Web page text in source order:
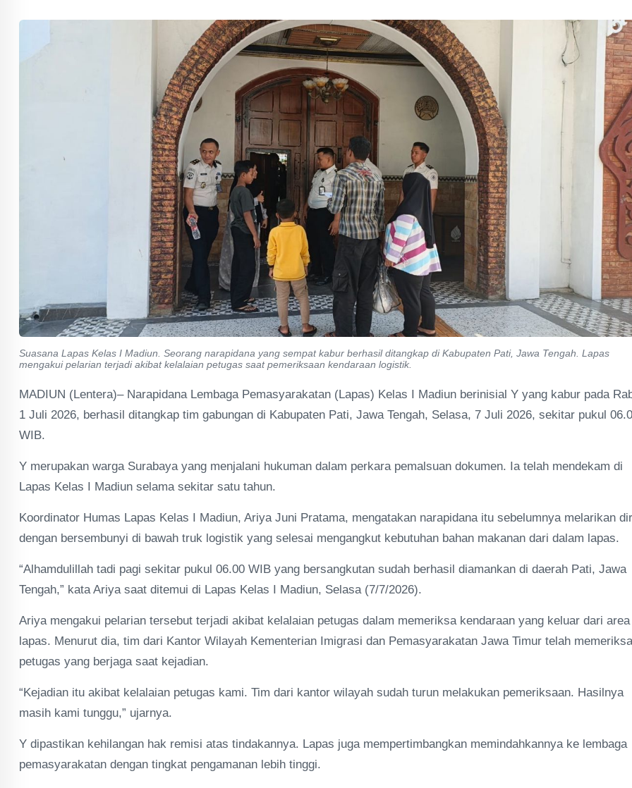
Suasana Lapas Kelas I Madiun. Seorang narapidana yang sempat kabur berhasil ditangkap di Kabupaten Pati, Jawa Tengah. Lapas
mengakui pelarian terjadi akibat kelalaian petugas saat pemeriksaan kendaraan logistik.
MADIUN (Lentera)– Narapidana Lembaga Pemasyarakatan (Lapas) Kelas I Madiun berinisial Y yang kabur pada
1 Juli 2026, berhasil ditangkap tim gabungan di Kabupaten Pati, Jawa Tengah, Selasa, 7 Juli 2026, sekitar pukul
WIB.
Y merupakan warga Surabaya yang menjalani hukuman dalam perkara pemalsuan dokumen. Ia telah mendekam di
Lapas Kelas I Madiun selama sekitar satu tahun.
Koordinator Humas Lapas Kelas I Madiun, Ariya Juni Pratama, mengatakan narapidana itu sebelumnya melarikan
dengan bersembunyi di bawah truk logistik yang selesai mengangkut kebutuhan bahan makanan dari dalam lapas.
“Alhamdulillah tadi pagi sekitar pukul 06.00 WIB yang bersangkutan sudah berhasil diamankan di daerah Pati, Jawa
Tengah,” kata Ariya saat ditemui di Lapas Kelas I Madiun, Selasa (7/7/2026).
Ariya mengakui pelarian tersebut terjadi akibat kelalaian petugas dalam memeriksa kendaraan yang keluar dari area
lapas. Menurut dia, tim dari Kantor Wilayah Kementerian Imigrasi dan Pemasyarakatan Jawa Timur telah memeriksa
petugas yang berjaga saat kejadian.
“Kejadian itu akibat kelalaian petugas kami. Tim dari kantor wilayah sudah turun melakukan pemeriksaan. Hasilnya
masih kami tunggu,” ujarnya.
Y dipastikan kehilangan hak remisi atas tindakannya. Lapas juga mempertimbangkan memindahkannya ke lembaga
pemasyarakatan dengan tingkat pengamanan lebih tinggi.